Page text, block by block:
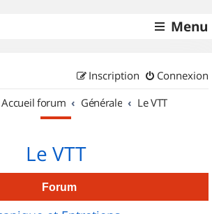
Menu
Connexion
Inscription
Accueil forum Générale Le VTT
Le VTT
Forum